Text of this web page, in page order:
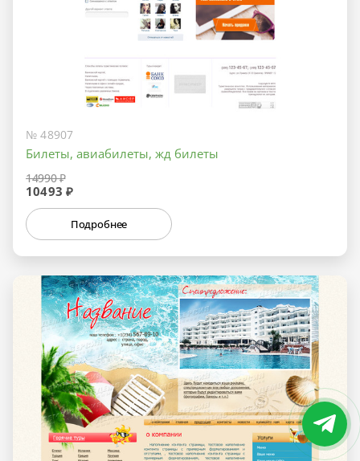
№ 48907
Билеты, авиабилеты, жд билеты
14990 ₽
10493 ₽
Подробнее